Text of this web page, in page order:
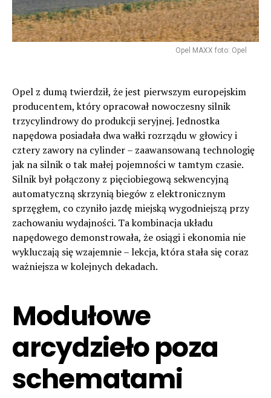
Opel MAXX foto: Opel
Opel z dumą twierdził, że jest pierwszym europejskim
producentem, który opracował nowoczesny silnik
trzycylindrowy do produkcji seryjnej. Jednostka
napędowa posiadała dwa wałki rozrządu w głowicy i
cztery zawory na cylinder – zaawansowaną technologię
jak na silnik o tak małej pojemności w tamtym czasie.
Silnik był połączony z pięciobiegową sekwencyjną
automatyczną skrzynią biegów z elektronicznym
sprzęgłem, co czyniło jazdę miejską wygodniejszą przy
zachowaniu wydajności. Ta kombinacja układu
napędowego demonstrowała, że osiągi i ekonomia nie
wykluczają się wzajemnie – lekcja, która stała się coraz
ważniejsza w kolejnych dekadach.
Modułowe
arcydzieło poza
schematami